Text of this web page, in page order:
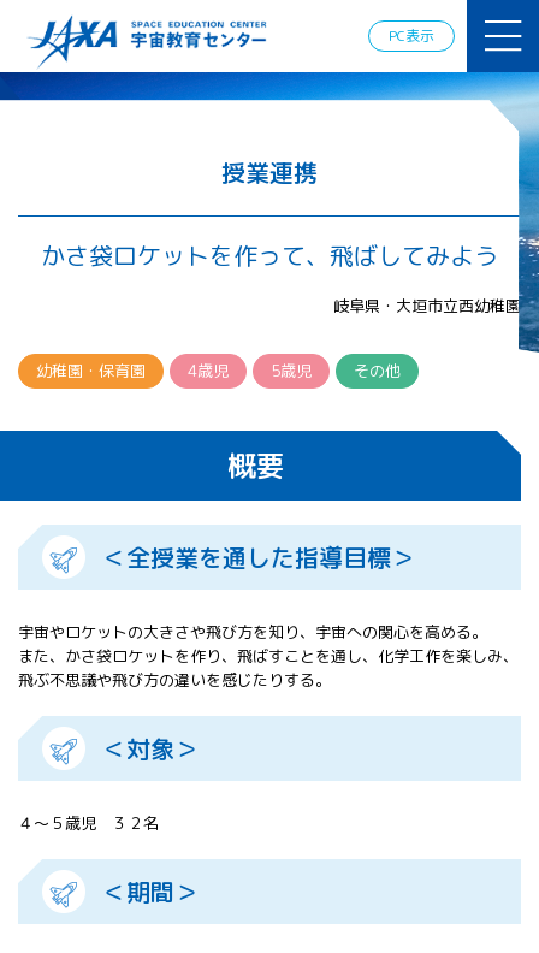
PC表示
ミー
ロスペース
情報の発
信
宇宙を活用
した教育実
践例
体験的学
習機会の
提供（国
際）
APRSAF（ア
ジア太平洋
地域宇宙機
関会議）宇
宙教育 for
All 分科会
APRSAF宇宙
分科会 年次
会合
APRSAFポス
ターコンテ
遣プログラ
授業連携
かさ袋ロケットを作って、飛ばしてみよう
岐阜県・大垣市立西幼稚園
幼稚園・保育園 4歳児 5歳児 その他
概要
＜全授業を通した指導目標＞
宇宙やロケットの大きさや飛び方を知り、宇宙への関心を高める。
また、かさ袋ロケットを作り、飛ばすことを通し、化学工作を楽しみ、
飛ぶ不思議や飛び方の違いを感じたりする。
＜対象＞
４～５歳児 ３２名
＜期間＞